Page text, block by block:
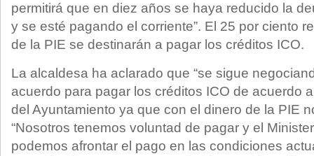
permitirá que en diez años se haya reducido la
y se esté pagando el corriente”. El 25 por ciento
de la PIE se destinarán a pagar los créditos ICO.
La alcaldesa ha aclarado que “se sigue
acuerdo para pagar los créditos ICO de acuerdo
del Ayuntamiento ya que con el dinero de la PIE
“Nosotros tenemos voluntad de pagar y el
podemos afrontar el pago en las condiciones